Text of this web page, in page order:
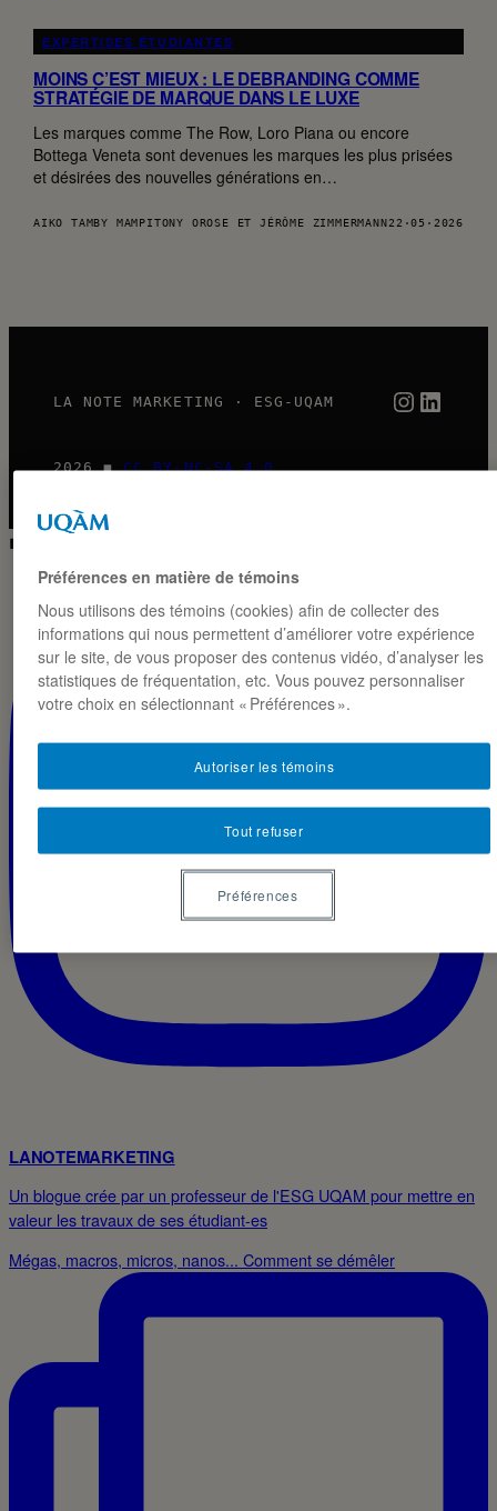
EXPERTISES ÉTUDIANTES
MOINS C’EST MIEUX : LE DEBRANDING COMME
STRATÉGIE DE MARQUE DANS LE LUXE
Les marques comme The Row, Loro Piana ou encore
Bottega Veneta sont devenues les marques les plus prisées
et désirées des nouvelles générations en…
AIKO TAMBY MAMPITONY OROSE ET JÉRÔME ZIMMERMANN22·05·2026
LA NOTE MARKETING · ESG-UQAM
2026 ◼CC BY-NC-SA 4.0
◼ IG · LIVE
LANOTEMARKETING
Un blogue crée par un professeur de l'ESG UQAM pour mettre en
valeur les travaux de ses étudiant-es
Mégas, macros, micros, nanos... Comment se démêler
Préférences en matière de témoins
Nous utilisons des témoins (cookies) afin de collecter des
informations qui nous permettent d’améliorer votre expérience
sur le site, de vous proposer des contenus vidéo, d’analyser les
statistiques de fréquentation, etc. Vous pouvez personnaliser
votre choix en sélectionnant « Préférences ».
Tout refuser
Autoriser les témoins
Préférences